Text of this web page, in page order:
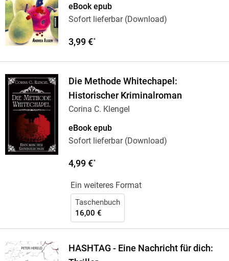
eBook epub
Sofort lieferbar (Download)
3,99 €*
Die Methode Whitechapel:
Historischer Kriminalroman
Corina C. Klengel
eBook epub
Sofort lieferbar (Download)
4,99 €*
Ein weiteres Format
Taschenbuch
16,00 €
HASHTAG - Eine Nachricht für dich: